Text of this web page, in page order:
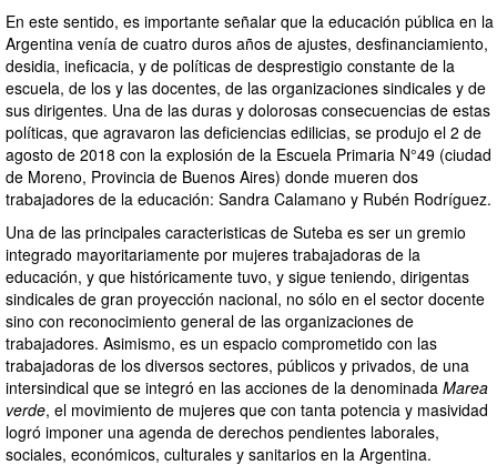
En este sentido, es importante señalar que la educación pública en la
Argentina venía de cuatro duros años de ajustes, desfinanciamiento,
desidia, ineficacia, y de políticas de desprestigio constante de la
escuela, de los y las docentes, de las organizaciones sindicales y de
sus dirigentes. Una de las duras y dolorosas consecuencias de estas
políticas, que agravaron las deficiencias edilicias, se produjo el 2 de
agosto de 2018 con la explosión de la Escuela Primaria N°49 (ciudad
de Moreno, Provincia de Buenos Aires) donde mueren dos
trabajadores de la educación: Sandra Calamano y Rubén Rodríguez.
Una de las principales caracteristicas de Suteba es ser un gremio
integrado mayoritariamente por mujeres trabajadoras de la
educación, y que históricamente tuvo, y sigue teniendo, dirigentas
sindicales de gran proyección nacional, no sólo en el sector docente
sino con reconocimiento general de las organizaciones de
trabajadores. Asimismo, es un espacio comprometido con las
trabajadoras de los diversos sectores, públicos y privados, de una
intersindical que se integró en las acciones de la denominada Marea
verde, el movimiento de mujeres que con tanta potencia y masividad
logró imponer una agenda de derechos pendientes laborales,
sociales, económicos, culturales y sanitarios en la Argentina.